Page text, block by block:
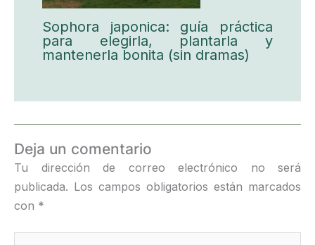
Sophora japonica: guía práctica
para elegirla, plantarla y
mantenerla bonita (sin dramas)
Deja un comentario
Tu dirección de correo electrónico no será
publicada. Los campos obligatorios están marcados
con *